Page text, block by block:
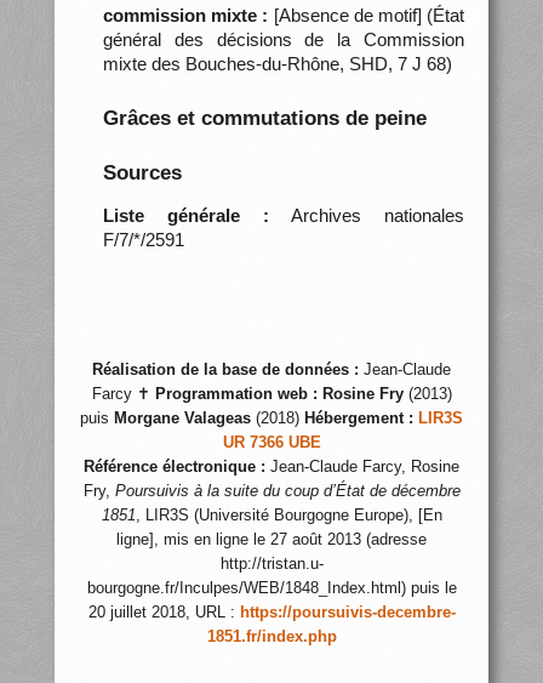
commission mixte : [Absence de motif] (État
général des décisions de la Commission
mixte des Bouches-du-Rhône, SHD, 7 J 68)
Grâces et commutations de peine
Sources
Liste générale : Archives nationales
F/7/*/2591
Réalisation de la base de données : Jean-Claude
Farcy ✝ Programmation web : Rosine Fry(2013)
puis Morgane Valageas (2018) Hébergement : LIR3S
UR 7366 UBE
Référence électronique : Jean-Claude Farcy, Rosine
Fry, Poursuivis à la suite du coup d’État de décembre
1851, LIR3S (Université Bourgogne Europe), [En
ligne], mis en ligne le 27 août 2013 (adresse
http://tristan.u-
bourgogne.fr/Inculpes/WEB/1848_Index.html) puis le
20 juillet 2018, URL : https://poursuivis-decembre-
1851.fr/index.php